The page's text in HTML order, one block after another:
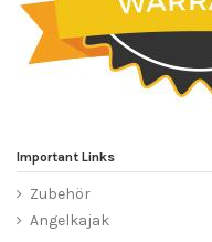
Important Links
Zubehör
Angelkajak